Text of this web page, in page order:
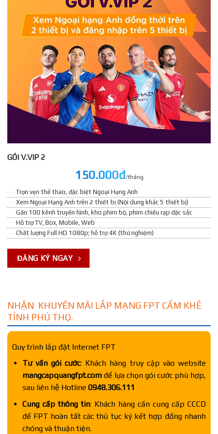
GÓI V.VIP 2
150.000đ/tháng
Trọn vẹn thể thao, đặc biệt Ngoại Hạng Anh
Xem Ngoại Hạng Anh trên 2 thiết bị (Nội dung khác 5 thiết bị)
Gần 100 kênh truyền hình, kho phim bộ, phim chiếu rạp đặc sắc
Hỗ trợ TV, Box, Mobile, Web
Chất lượng Full HD 1080p; hỗ trợ 4K (thử nghiệm)
ĐĂNG KÝ NGAY
NHẬN KHUYẾN MÃI LẮP MẠNG FPT CẨM KHÊ
TỈNH PHÚ THỌ.
Quy trình lắp đặt Internet FPT
Tư vấn gói cước: Khách hàng truy cập vào website
mangcapquangfpt.comđể lựa chọn gói cước phù hợp,
sau liên hệ Hotline 0948.306.111
Cung cấp thông tin: Khách hàng cần cung cấp CCCD
để FPT hoàn tất các thủ tục ký kết hợp đồng nhanh
chóng và thuận tiện.